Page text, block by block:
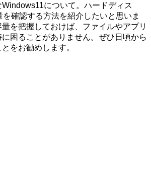
について。ハードディス
確認する方法を紹介したいと思いま
を把握しておけば、ファイルやアプリ
困ることがありません。ぜひ日頃から
をお勧めします。